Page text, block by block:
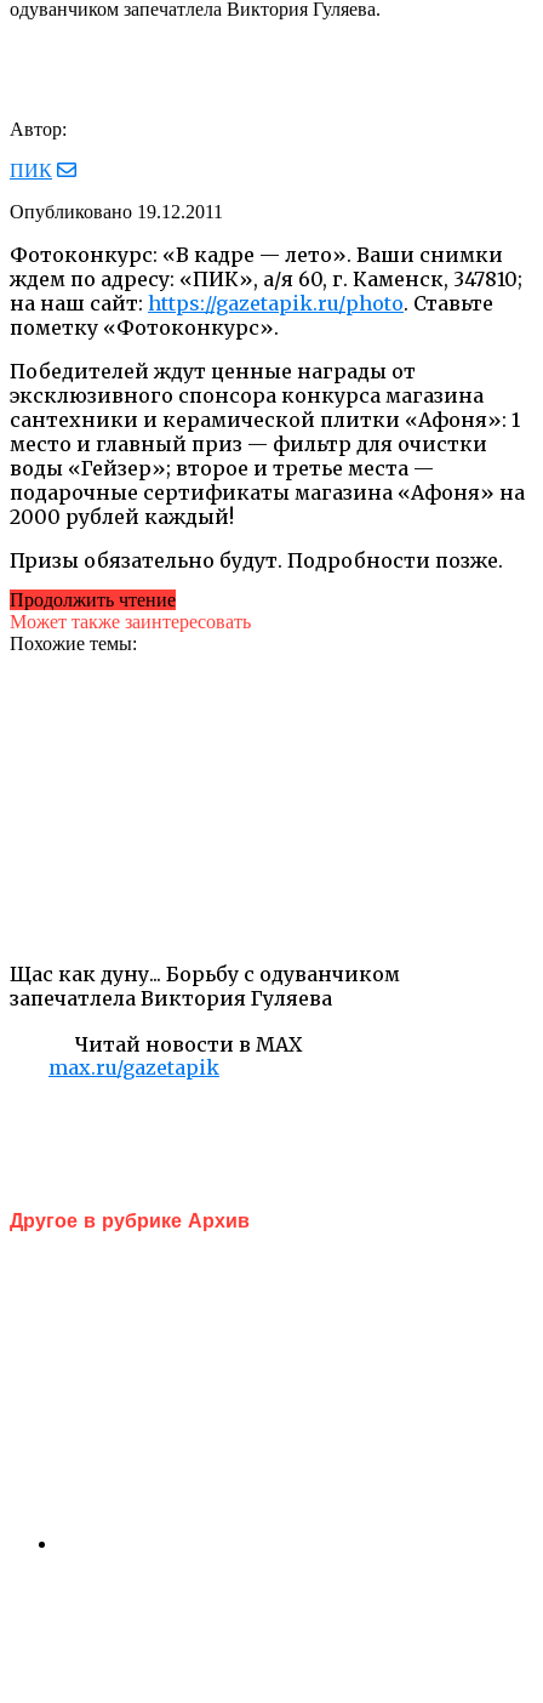
одуванчиком запечатлела Виктория Гуляева.
Автор:
ПИК
Опубликовано 19.12.2011
Фотоконкурс: «В кадре — лето». Ваши снимки
ждем по адресу: «ПИК», а/я 60, г. Каменск, 347810;
на наш сайт: https://gazetapik.ru/photo. Ставьте
пометку «Фотоконкурс».
Победителей ждут ценные награды от
эксклюзивного спонсора конкурса магазина
сантехники и керамической плитки «Афоня»: 1
место и главный приз — фильтр для очистки
воды «Гейзер»; второе и третье места —
подарочные сертификаты магазина «Афоня» на
2000 рублей каждый!
Призы обязательно будут. Подробности позже.
Щас как дуну... Борьбу с одуванчиком
запечатлела Виктория Гуляева
Читай новости в MAX
max.ru/gazetapik
Продолжить чтение
Может также заинтересовать
Похожие темы:
Другое в рубрике Архив